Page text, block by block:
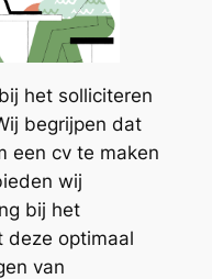
het solliciteren
begrijpen dat
een cv te maken
wij
bij het
deze optimaal
van